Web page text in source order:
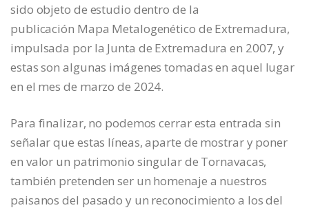
sido objeto de estudio dentro de la
publicación Mapa Metalogenético de Extremadura,
impulsada por la Junta de Extremadura en 2007, y
estas son algunas imágenes tomadas en aquel lugar
en el mes de marzo de 2024.
Para finalizar, no podemos cerrar esta entrada sin
señalar que estas líneas, aparte de mostrar y poner
en valor un patrimonio singular de Tornavacas,
también pretenden ser un homenaje a nuestros
paisanos del pasado y un reconocimiento a los del